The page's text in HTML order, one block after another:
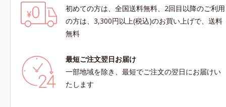
初めての方は、全国送料無料、2回目以降のご利用
の方は、3,300円以上(税込)のお買い上げで、送料
無料
最短ご注文翌日お届け
一部地域を除き、最短でご注文の翌日にお届けい
たします